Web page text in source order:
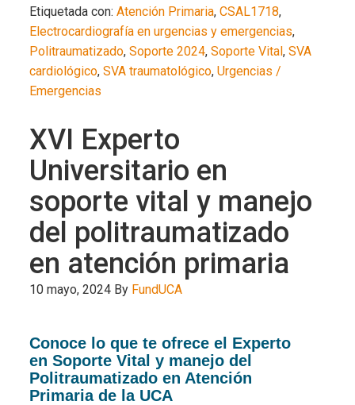
Etiquetada con:Atención Primaria,CSAL1718,
Electrocardiografía en urgencias y emergencias,
Politraumatizado,Soporte 2024,Soporte Vital,SVA
cardiológico,SVA traumatológico,Urgencias /
Emergencias
XVI Experto
Universitario en
soporte vital y manejo
del politraumatizado
en atención primaria
10 mayo, 2024 By FundUCA
Conoce lo que te ofrece el Experto
en Soporte Vital y manejo del
Politraumatizado en Atención
Primaria de la UCA